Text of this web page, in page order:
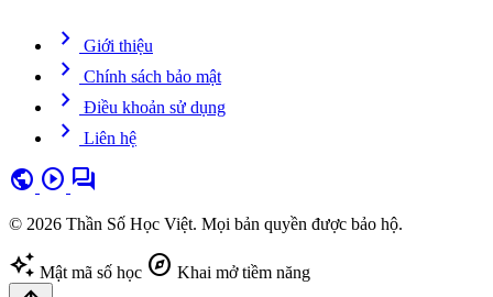
chevron_right Giới thiệu
chevron_right Chính sách bảo mật
chevron_right Điều khoản sử dụng
chevron_right Liên hệ
public play_circle forum
© 2026 Thần Số Học Việt. Mọi bản quyền được bảo hộ.
auto_awesome Mật mã số học explore Khai mở tiềm năng